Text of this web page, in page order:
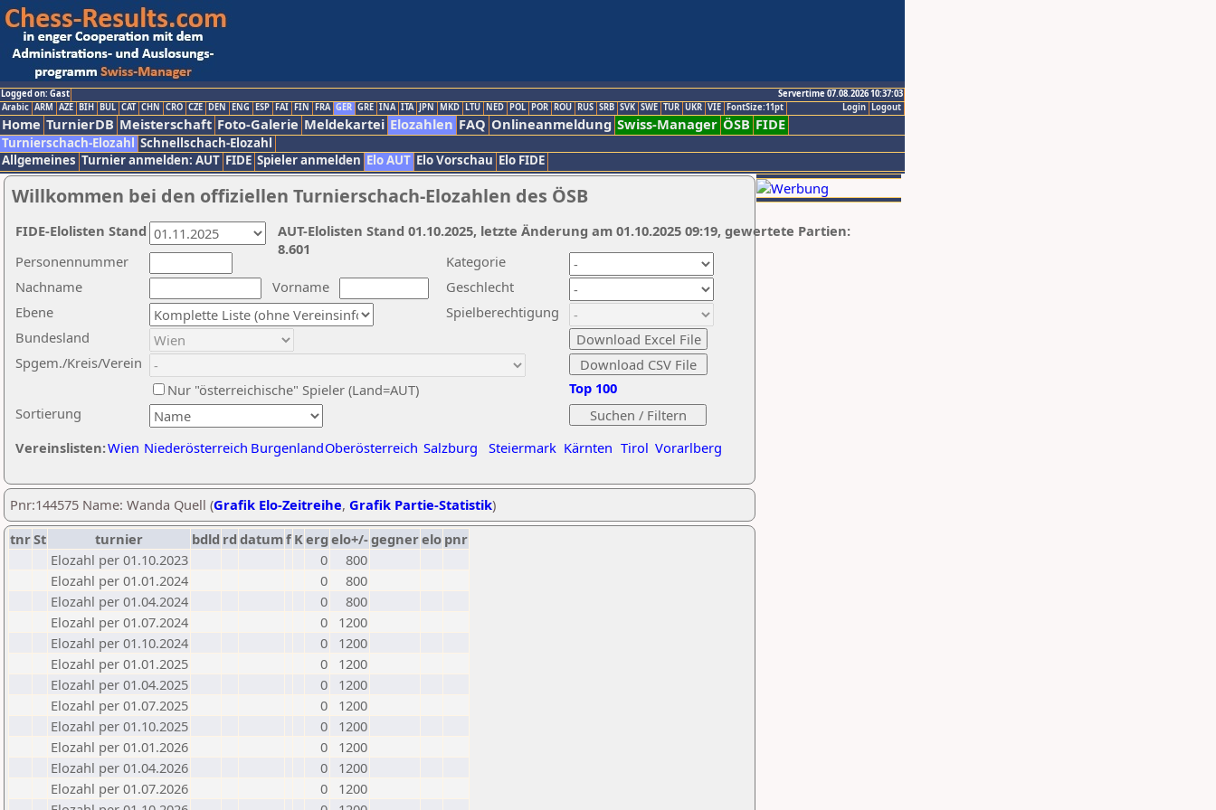
Logged on: Gast
Servertime 07.08.2026 10:37:03
Logout
Login
Arabic ARM AZE BIH BUL CAT CHN CRO CZE DEN ENG ESP FAI FIN FRA GER GRE INA ITA JPN MKD LTU NED POL POR ROU RUS SRB SVK SWE TUR UKR VIE FontSize:11pt
Home TurnierDB Meisterschaft Foto-Galerie Meldekartei Elozahlen FAQ Onlineanmeldung Swiss-Manager ÖSB FIDE
Turnierschach-Elozahl Schnellschach-Elozahl
Allgemeines Turnier anmelden: AUT FIDE Spieler anmelden Elo AUT Elo Vorschau Elo FIDE
Willkommen bei den offiziellen Turnierschach-Elozahlen des ÖSB
Nachname
Vorname
Ebene
Kategorie
Sortierung
Personennummer
Bundesland
Spgem./Kreis/Verein
Geschlecht
Nur "österreichische" Spieler (Land=AUT)
Spielberechtigung
Vereinslisten:Wien Niederösterreich BurgenlandOberösterreich Salzburg Steiermark Kärnten Tirol Vorarlberg
Top 100
AUT-Elolisten Stand 01.10.2025, letzte Änderung am 01.10.2025 09:19, gewertete Partien:
8.601
FIDE-Elolisten Stand
Pnr:144575 Name: Wanda Quell (Grafik Elo-Zeitreihe, Grafik Partie-Statistik)
tnrSt turnier bdld rd datumf Kerg elo+/-gegnerelo pnr
Elozahl per 01.10.2023
0
800
Elozahl per 01.01.2024
0
800
Elozahl per 01.04.2024
0
800
Elozahl per 01.07.2024
0
1200
Elozahl per 01.10.2024
0
1200
Elozahl per 01.01.2025
0
1200
Elozahl per 01.04.2025
0
1200
Elozahl per 01.07.2025
0
1200
Elozahl per 01.10.2025
0
1200
Elozahl per 01.01.2026
0
1200
Elozahl per 01.04.2026
0
1200
Elozahl per 01.07.2026
0
1200